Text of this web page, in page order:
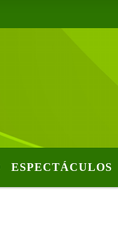
ESPECTÁCULOS